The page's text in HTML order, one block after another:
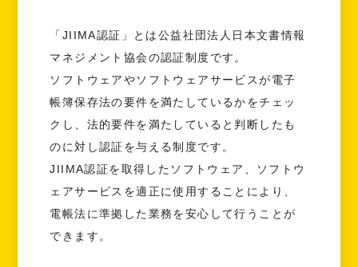
「JIIMA認証」とは公益社団法人日本文書情報
マネジメント協会の認証制度です。
ソフトウェアやソフトウェアサービスが電子
帳簿保存法の要件を満たしているかをチェッ
クし、法的要件を満たしていると判断したも
のに対し認証を与える制度です。
JIIMA認証を取得したソフトウェア、ソフトウ
ェアサービスを適正に使用することにより、
電帳法に準拠した業務を安心して行うことが
できます。